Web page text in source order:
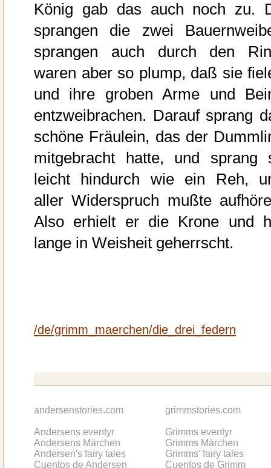
König gab das auch noch zu.
sprangen die zwei
sprangen auch durch den
waren aber so plump, daß sie
und ihre groben Arme und
entzweibrachen. Darauf sprang
schöne Fräulein, das der
mitgebracht hatte, und sprang
leicht hindurch wie ein Reh,
aller Widerspruch mußte
Also erhielt er die Krone und
lange in Weisheit geherrscht.
/de/grimm_maerchen/die_drei_federn
andersenstories.com
Andersens eventyr
Andersens Märchen
Andersen's fairy tales
Cuentos de Andersen
grimmstories.com
Grimms eventyr
Grimms Märchen
Grimms' fairy tales
Cuentos de Grimm